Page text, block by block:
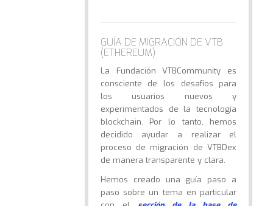
GUÍA DE MIGRACIÓN DE VTB
(ETHEREUM)
La Fundación VTBCommunity es
consciente de los desafíos para
los usuarios nuevos y
experimentados de la tecnología
blockchain. Por lo tanto, hemos
decidido ayudar a realizar el
proceso de migración de VTBDex
de manera transparente y clara.
Hemos creado una guía paso a
paso sobre un tema en particular